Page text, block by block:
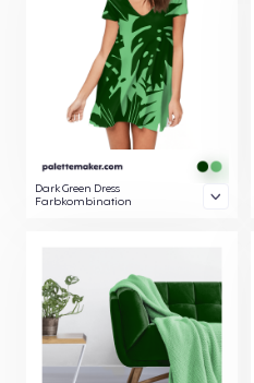
Dark Green Dress
Farbkombination